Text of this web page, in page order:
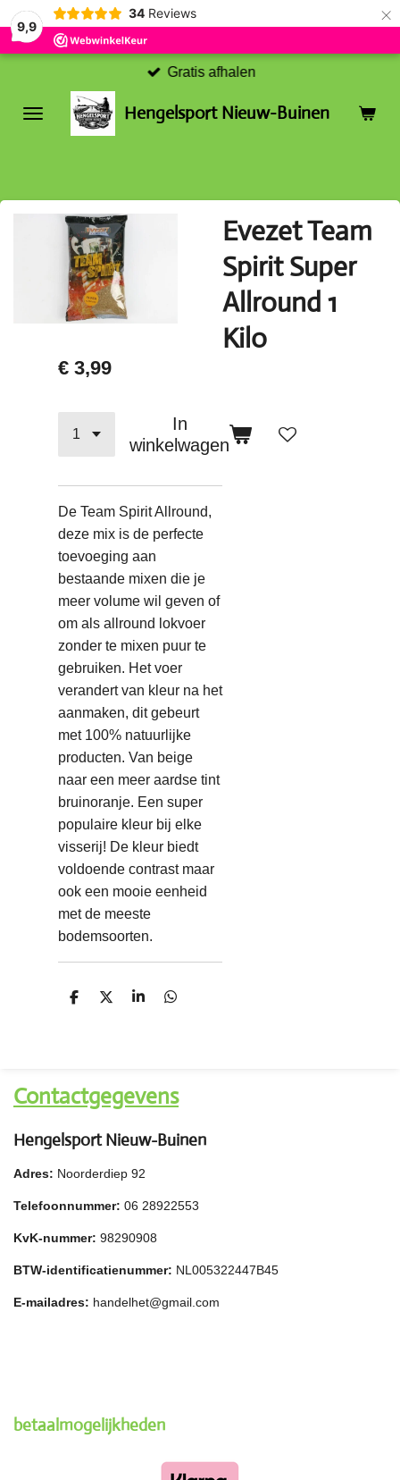
9,9
34 Reviews ×
Hengelsport Nieuw-Buinen
Gratis afhalen
Evezet Team
Spirit Super
Allround 1
Kilo
€ 3,99
In
winkelwagen
De Team Spirit Allround,
deze mix is de perfecte
toevoeging aan
bestaande mixen die je
meer volume wil geven of
om als allround lokvoer
zonder te mixen puur te
gebruiken. Het voer
verandert van kleur na het
aanmaken, dit gebeurt
met 100% natuurlijke
producten. Van beige
naar een meer aardse tint
bruinoranje. Een super
populaire kleur bij elke
visserij! De kleur biedt
voldoende contrast maar
ook een mooie eenheid
met de meeste
bodemsoorten.
D
D
S
D
Contactgegevens
Hengelsport Nieuw-Buinen
Adres: Noorderdiep 92
Telefoonnummer: 06 28922553
KvK-nummer: 98290908
BTW-identificatienummer: NL005322447B45
E-mailadres: handelhet@gmail.com
betaalmogelijkheden